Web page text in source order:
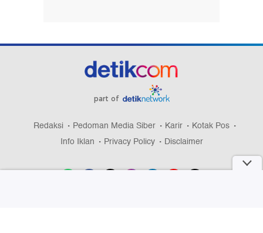
part of
Redaksi Pedoman Media Siber Karir
Kotak Pos
Info Iklan
Privacy Policy Disclaimer